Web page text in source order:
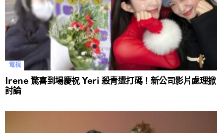
電視
Irene 驚喜到場慶祝 Yeri 殺青遭打碼！新公司影片處理掀
討論